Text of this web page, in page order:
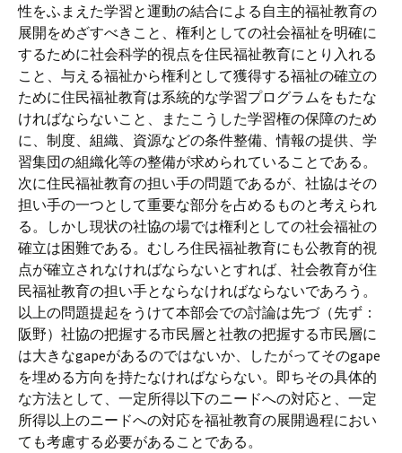
性をふまえた学習と運動の結合による自主的福祉教育の
展開をめざすべきこと、権利としての社会福祉を明確に
するために社会科学的視点を住民福祉教育にとり入れる
こと、与える福祉から権利として獲得する福祉の確立の
ために住民福祉教育は系統的な学習プログラムをもたな
ければならないこと、またこうした学習権の保障のため
に、制度、組織、資源などの条件整備、情報の提供、学
習集団の組織化等の整備が求められていることである。
次に住民福祉教育の担い手の問題であるが、社協はその
担い手の一つとして重要な部分を占めるものと考えられ
る。しかし現状の社協の場では権利としての社会福祉の
確立は困難である。むしろ住民福祉教育にも公教育的視
点が確立されなければならないとすれば、社会教育が住
民福祉教育の担い手とならなければならないであろう。
以上の問題提起をうけて本部会での討論は先づ（先ず：
阪野）社協の把握する市民層と社教の把握する市民層に
は大きなgapeがあるのではないか、したがってそのgape
を埋める方向を持たなければならない。即ちその具体的
な方法として、一定所得以下のニードへの対応と、一定
所得以上のニードへの対応を福祉教育の展開過程におい
ても考慮する必要があることである。